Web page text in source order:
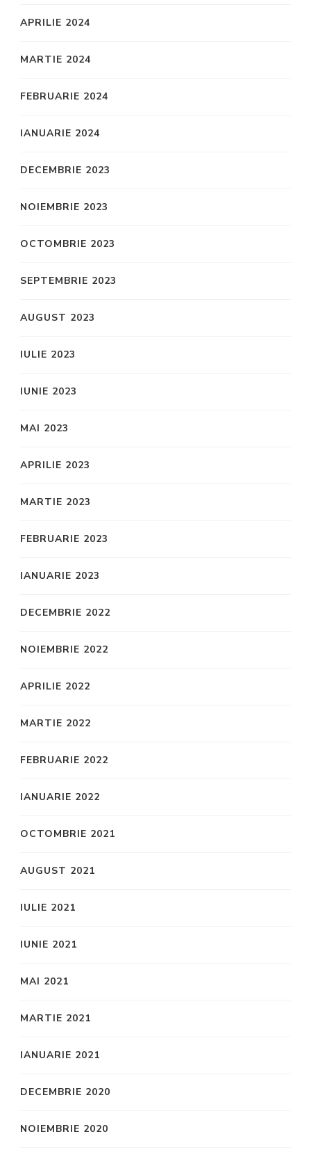
APRILIE 2024
MARTIE 2024
FEBRUARIE 2024
IANUARIE 2024
DECEMBRIE 2023
NOIEMBRIE 2023
OCTOMBRIE 2023
SEPTEMBRIE 2023
AUGUST 2023
IULIE 2023
IUNIE 2023
MAI 2023
APRILIE 2023
MARTIE 2023
FEBRUARIE 2023
IANUARIE 2023
DECEMBRIE 2022
NOIEMBRIE 2022
APRILIE 2022
MARTIE 2022
FEBRUARIE 2022
IANUARIE 2022
OCTOMBRIE 2021
AUGUST 2021
IULIE 2021
IUNIE 2021
MAI 2021
MARTIE 2021
IANUARIE 2021
DECEMBRIE 2020
NOIEMBRIE 2020